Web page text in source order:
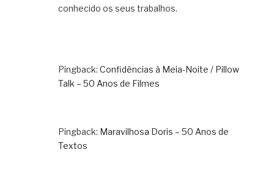
conhecido os seus trabalhos.
Pingback: Confidências à Meia-Noite / Pillow
Talk – 50 Anos de Filmes
Pingback: Maravilhosa Doris – 50 Anos de
Textos